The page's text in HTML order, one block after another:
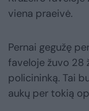
viena praeivė.
Pernai gegužę
faveloje žuvo 28
policininką. Tai
aukų per tokią